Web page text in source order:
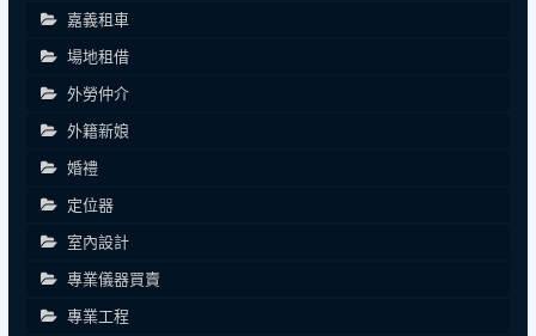
嘉義租車
場地租借
外勞仲介
外籍新娘
婚禮
定位器
室內設計
專業儀器買賣
專業工程